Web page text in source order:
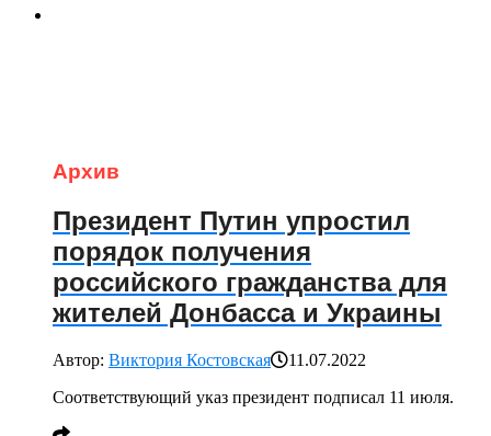
Архив
Президент Путин упростил
порядок получения
российского гражданства для
жителей Донбасса и Украины
Автор: Виктория Костовская
11.07.2022
Соответствующий указ президент подписал 11 июля.